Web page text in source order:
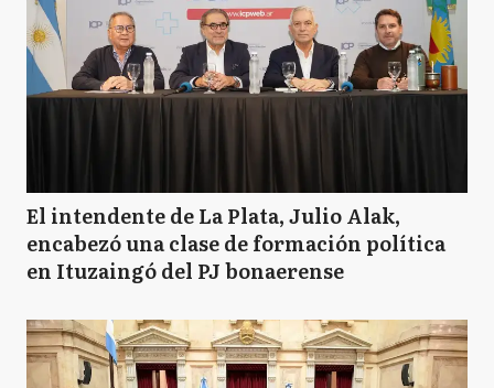
El intendente de La Plata, Julio Alak,
encabezó una clase de formación política
en Ituzaingó del PJ bonaerense